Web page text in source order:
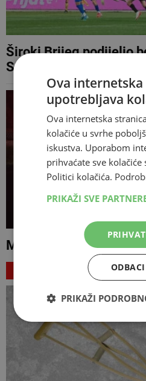
Široki Brijeg podijelio
Sarajevo s Radnikom
Motociklist poginuo u
Ova
upotrebljava
Ova internetska
kolačiće u svrhe
iskustva. Uporabom
prihvaćate sve kolačiće
Politici kolačića.
PRIKAŽI SVE
ODBACI
PRIKAŽI